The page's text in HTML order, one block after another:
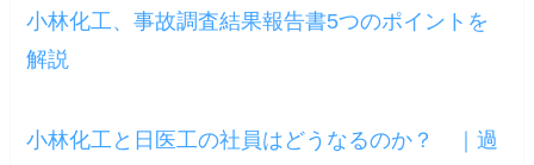
小林化工、事故調査結果報告書5つのポイントを
解説
小林化工と日医工の社員はどうなるのか？ ｜過